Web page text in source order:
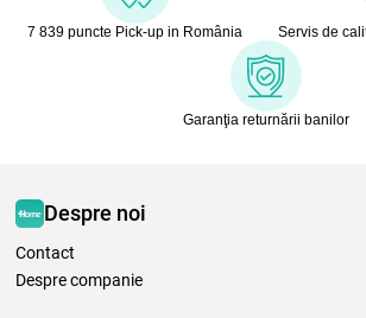
7 839 puncte Pick-up in România Servis de
Garanţia returnării banilor
Despre noi
Contact
Despre companie